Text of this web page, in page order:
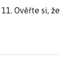
Ověřte si, že